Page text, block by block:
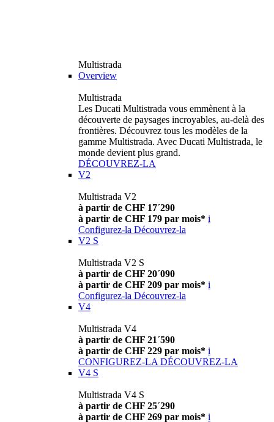
Multistrada
Overview
Multistrada
Les Ducati Multistrada vous emmènent à la
découverte de paysages incroyables, au-delà des
frontières. Découvrez tous les modèles de la
gamme Multistrada. Avec Ducati Multistrada, le
monde devient plus grand.
DÉCOUVREZ-LA
V2
Multistrada V2
à partir de CHF 17´290
à partir de CHF 179 par mois* i
Configurez-la Découvrez-la
V2 S
Multistrada V2 S
à partir de CHF 20´090
à partir de CHF 209 par mois* i
Configurez-la Découvrez-la
V4
Multistrada V4
à partir de CHF 21´590
à partir de CHF 229 par mois* i
CONFIGUREZ-LA DÉCOUVREZ-LA
V4 S
Multistrada V4 S
à partir de CHF 25´290
à partir de CHF 269 par mois* i